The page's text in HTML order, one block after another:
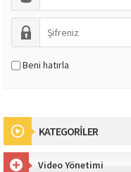
Beni hatırla
KATEGORİLER
Video Yönetimi